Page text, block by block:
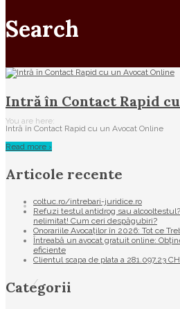
Search
You are here:
/
Intră în Contact Rapid
Intră în Contact Rapid cu un Avocat Online
Read more ›
Articole recente
coltuc.ro/intrebari-juridice.ro
Refuzi testul antidrog sau
nelimitat! Cum ceri despăgubiri?
Onorariile Avocaților în 2026: Tot ce
Întreabă un avocat gratuit online:
eficiente
Clientul scapa de plata a 281.097,23
Categorii